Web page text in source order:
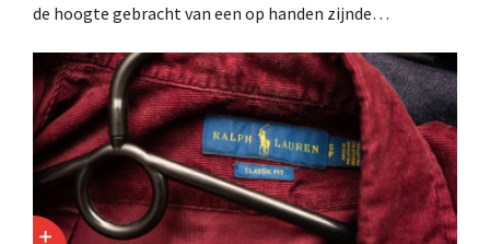
de hoogte gebracht van een op handen zijnde
sanering volgt op eerdere ingrepen in Nederland, België
en Spanje waarbij al honderden jobs verloren gingen.